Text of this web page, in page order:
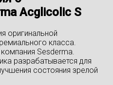
Acglicolic S
оригинальной
класса.
Sesderma.
разрабатывается для
состояния зрелой